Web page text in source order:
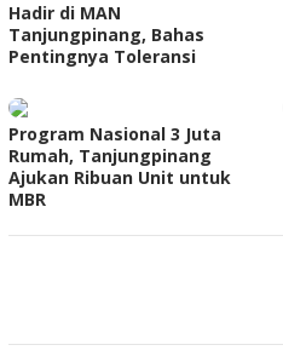
Hadir di MAN
Tanjungpinang, Bahas
Pentingnya Toleransi
Program Nasional 3 Juta
Rumah, Tanjungpinang
Ajukan Ribuan Unit untuk
MBR